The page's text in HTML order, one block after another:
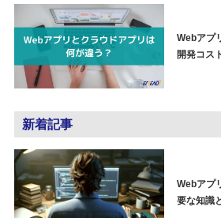
Webアプ
開発コス
新着記事
Webアプ
要な知識